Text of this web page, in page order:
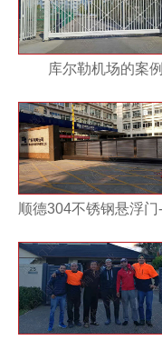
库尔勒机场的案例